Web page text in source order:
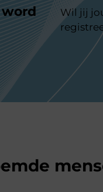
Wil jij